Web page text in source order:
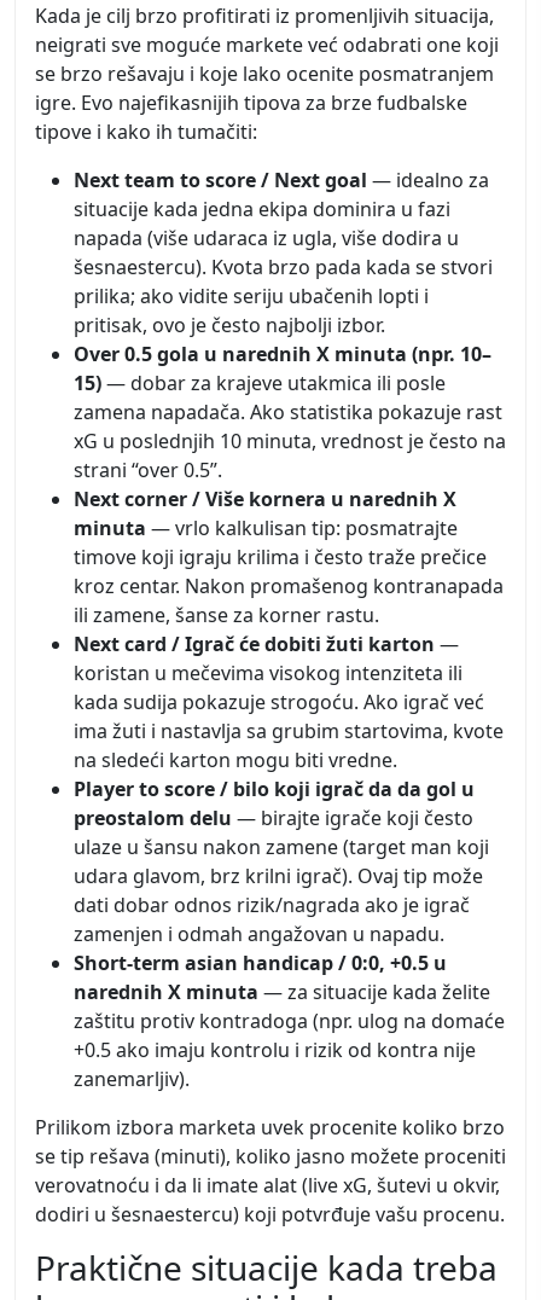
Kada je cilj brzo profitirati iz promenljivih situacija,
neigrati sve moguće markete već odabrati one koji
se brzo rešavaju i koje lako ocenite posmatranjem
igre. Evo najefikasnijih tipova za brze fudbalske
tipove i kako ih tumačiti:
Next team to score / Next goal — idealno za
situacije kada jedna ekipa dominira u fazi
napada (više udaraca iz ugla, više dodira u
šesnaestercu). Kvota brzo pada kada se stvori
prilika; ako vidite seriju ubačenih lopti i
pritisak, ovo je često najbolji izbor.
Over 0.5 gola u narednih X minuta (npr. 10–
15)— dobar za krajeve utakmica ili posle
zamena napadača. Ako statistika pokazuje rast
xG u poslednjih 10 minuta, vrednost je često na
strani “over 0.5”.
Next corner / Više kornera u narednih X
minuta — vrlo kalkulisan tip: posmatrajte
timove koji igraju krilima i često traže prečice
kroz centar. Nakon promašenog kontranapada
ili zamene, šanse za korner rastu.
Next card / Igrač će dobiti žuti karton —
koristan u mečevima visokog intenziteta ili
kada sudija pokazuje strogoću. Ako igrač već
ima žuti i nastavlja sa grubim startovima, kvote
na sledeći karton mogu biti vredne.
Player to score / bilo koji igrač da da gol u
preostalom delu — birajte igrače koji često
ulaze u šansu nakon zamene (target man koji
udara glavom, brz krilni igrač). Ovaj tip može
dati dobar odnos rizik/nagrada ako je igrač
zamenjen i odmah angažovan u napadu.
Short-term asian handicap / 0:0, +0.5 u
narednih X minuta — za situacije kada želite
zaštitu protiv kontradoga (npr. ulog na domaće
+0.5 ako imaju kontrolu i rizik od kontra nije
zanemarljiv).
Prilikom izbora marketa uvek procenite koliko brzo
se tip rešava (minuti), koliko jasno možete proceniti
verovatnoću i da li imate alat (live xG, šutevi u okvir,
dodiri u šesnaestercu) koji potvrđuje vašu procenu.
Praktične situacije kada treba